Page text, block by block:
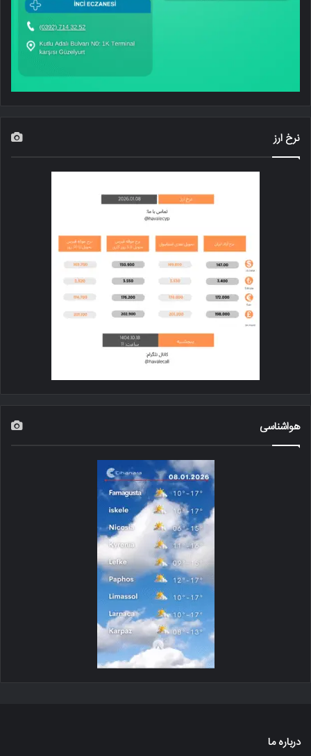
نرخ ارز
هواشناسی
درباره ما